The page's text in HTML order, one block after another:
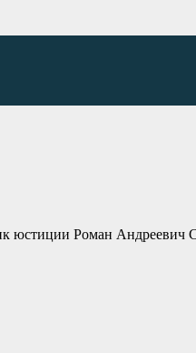
юстиции Роман Андреевич